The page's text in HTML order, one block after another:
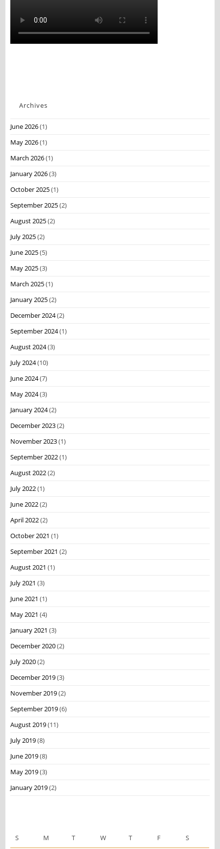
Archives
June 2026(1)
May 2026(1)
March 2026(1)
January 2026(3)
October 2025(1)
September 2025(2)
August 2025(2)
July 2025(2)
June 2025(5)
May 2025(3)
March 2025(1)
January 2025(2)
December 2024(2)
September 2024(1)
August 2024(3)
July 2024(10)
June 2024(7)
May 2024(3)
January 2024(2)
December 2023(2)
November 2023(1)
September 2022(1)
August 2022(2)
July 2022(1)
June 2022(2)
April 2022(2)
October 2021 (1)
September 2021 (2)
August 2021 (1)
July 2021 (3)
June 2021 (1)
May 2021 (4)
January 2021 (3)
December 2020(2)
July 2020(2)
December 2019(3)
November 2019(2)
September 2019(6)
August 2019(11)
July 2019(8)
June 2019(8)
May 2019(3)
January 2019(2)
S
M T W T F S